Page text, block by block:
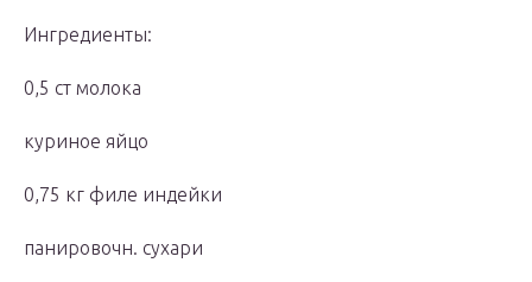
Ингредиенты:
0,5 ст молока
куриное яйцо
0,75 кг филе индейки
панировочн. сухари